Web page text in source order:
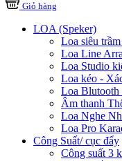
Giỏ hàng
LOA (Speker)
Loa siêu
Loa Line
Loa Studio
Loa kéo -
Loa Blutooth
Âm thanh
Loa Nghe
Loa Pro
Công Suất/ cục đẩy
Công suất 3